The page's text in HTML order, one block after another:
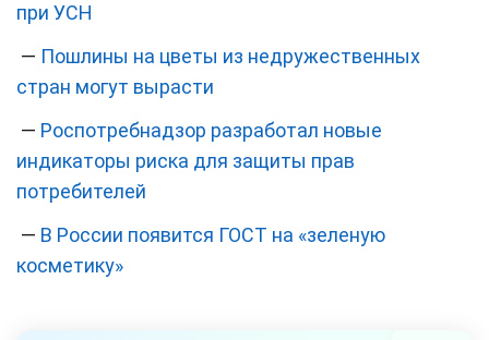
при УСН
— Пошлины на цветы из недружественных
стран могут вырасти
— Роспотребнадзор разработал новые
индикаторы риска для защиты прав
потребителей
— В России появится ГОСТ на «зеленую
косметику»